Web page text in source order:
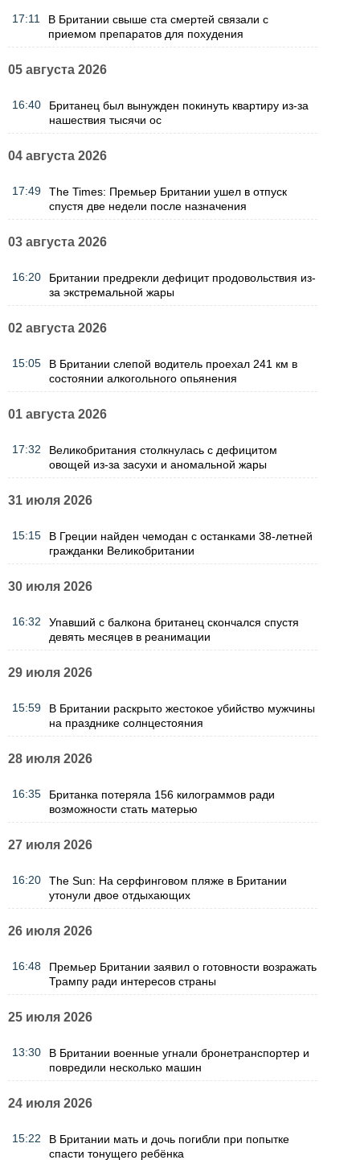
17:11
В Британии свыше ста смертей связали с
приемом препаратов для похудения
05 августа 2026
16:40
Британец был вынужден покинуть квартиру из-за
нашествия тысячи ос
04 августа 2026
17:49
The Times: Премьер Британии ушел в отпуск
спустя две недели после назначения
03 августа 2026
16:20
Британии предрекли дефицит продовольствия из-
за экстремальной жары
02 августа 2026
15:05
В Британии слепой водитель проехал 241 км в
состоянии алкогольного опьянения
01 августа 2026
17:32
Великобритания столкнулась с дефицитом
овощей из-за засухи и аномальной жары
31 июля 2026
15:15
В Греции найден чемодан с останками 38-летней
гражданки Великобритании
30 июля 2026
16:32
Упавший с балкона британец скончался спустя
девять месяцев в реанимации
29 июля 2026
15:59
В Британии раскрыто жестокое убийство мужчины
на празднике солнцестояния
28 июля 2026
16:35
Британка потеряла 156 килограммов ради
возможности стать матерью
27 июля 2026
16:20
The Sun: На серфинговом пляже в Британии
утонули двое отдыхающих
26 июля 2026
16:48
Премьер Британии заявил о готовности возражать
Трампу ради интересов страны
25 июля 2026
13:30
В Британии военные угнали бронетранспортер и
повредили несколько машин
24 июля 2026
15:22
В Британии мать и дочь погибли при попытке
спасти тонущего ребёнка